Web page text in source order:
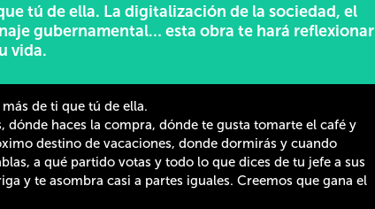
tú de ella. La digitalización de la sociedad, el
gubernamental… esta obra te hará reflexionar
vida.
de ti que tú de ella.​
dónde haces la compra, dónde te gusta tomarte el café y
destino de vacaciones, donde dormirás y cuando
a qué partido votas y todo lo que dices de tu jefe a sus
y te asombra casi a partes iguales. Creemos que gana el